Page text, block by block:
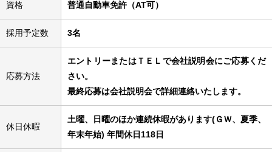
資格 普通自動車免許（AT可）
採用予定数 3名
応募方法
エントリーまたはＴＥＬで会社説明会にご応募くだ
さい。
最終応募は会社説明会で詳細連絡いたします。
休日休暇
土曜、日曜のほか連続休暇があります(ＧＷ、夏季、
年末年始) 年間休日118日